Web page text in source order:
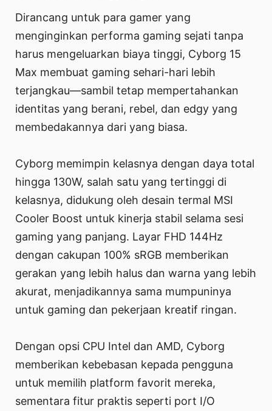
Dirancang untuk para gamer yang
menginginkan performa gaming sejati tanpa
harus mengeluarkan biaya tinggi, Cyborg 15
Max membuat gaming sehari-hari lebih
terjangkau—sambil tetap mempertahankan
identitas yang berani, rebel, dan edgy yang
membedakannya dari yang biasa.
Cyborg memimpin kelasnya dengan daya total
hingga 130W, salah satu yang tertinggi di
kelasnya, didukung oleh desain termal MSI
Cooler Boost untuk kinerja stabil selama sesi
gaming yang panjang. Layar FHD 144Hz
dengan cakupan 100% sRGB memberikan
gerakan yang lebih halus dan warna yang lebih
akurat, menjadikannya sama mumpuninya
untuk gaming dan pekerjaan kreatif ringan.
Dengan opsi CPU Intel dan AMD, Cyborg
memberikan kebebasan kepada pengguna
untuk memilih platform favorit mereka,
sementara fitur praktis seperti port I/O